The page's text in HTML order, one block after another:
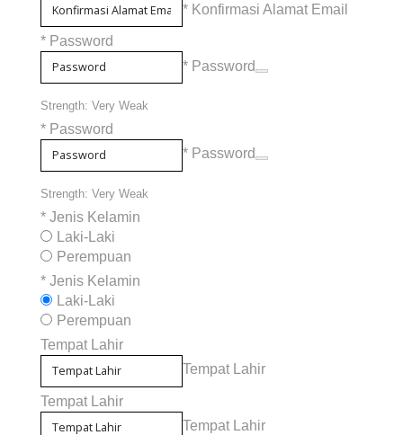
* Konfirmasi Alamat Email
* Password
* Password
Strength: Very Weak
* Password
* Password
Strength: Very Weak
* Jenis Kelamin
Laki-Laki
Perempuan
* Jenis Kelamin
Laki-Laki
Perempuan
Tempat Lahir
Tempat Lahir
Tempat Lahir
Tempat Lahir